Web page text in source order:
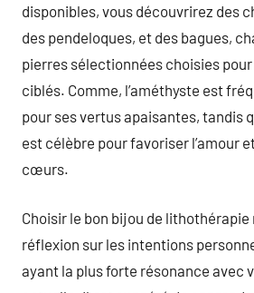
disponibles, vous découvrirez des
des pendeloques, et des bagues,
pierres sélectionnées choisies
ciblés. Comme, l’améthyste est
pour ses vertus apaisantes, tandis
est célèbre pour favoriser l’amour
cœurs.
Choisir le bon bijou de
réflexion sur les intentions
ayant la plus forte résonance avec